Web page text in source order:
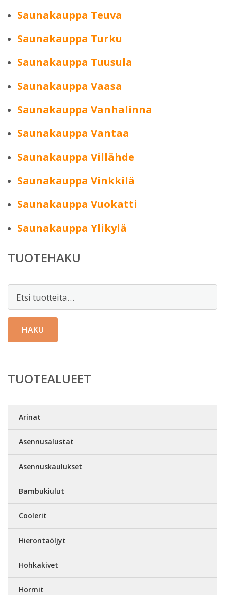
Saunakauppa Teuva
Saunakauppa Turku
Saunakauppa Tuusula
Saunakauppa Vaasa
Saunakauppa Vanhalinna
Saunakauppa Vantaa
Saunakauppa Villähde
Saunakauppa Vinkkilä
Saunakauppa Vuokatti
Saunakauppa Ylikylä
TUOTEHAKU
HAKU
TUOTEALUEET
Arinat
Asennusalustat
Asennuskaulukset
Bambukiulut
Coolerit
Hierontaöljyt
Hohkakivet
Hormit